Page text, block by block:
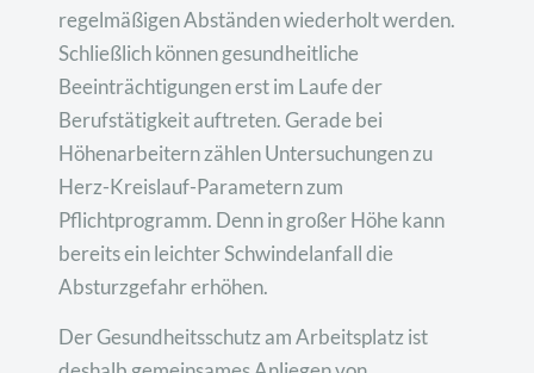
regelmäßigen Abständen wiederholt werden.
Schließlich können gesundheitliche
Beeinträchtigungen erst im Laufe der
Berufstätigkeit auftreten. Gerade bei
Höhenarbeitern zählen Untersuchungen zu
Herz-Kreislauf-Parametern zum
Pflichtprogramm. Denn in großer Höhe kann
bereits ein leichter Schwindelanfall die
Absturzgefahr erhöhen.
Der Gesundheitsschutz am Arbeitsplatz ist